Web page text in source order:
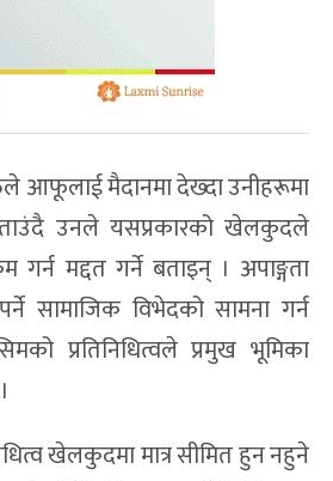
आफूलाई मैदानमा देख्दा उनीहरूमा
उनले यसप्रकारको खेलकुदले
मद्दत गर्ने बताइन् । अपाङ्गता
सामाजिक विभेदको सामना गर्न
प्रतिनिधित्वले प्रमुख भूमिका
खेलकुदमा मात्र सीमित हुन नहुने